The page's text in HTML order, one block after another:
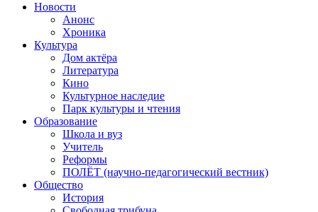
Новости
Анонс
Хроника
Культура
Дом актёра
Литература
Кино
Культурное наследие
Парк культуры и чтения
Образование
Школа и вуз
Учитель
Реформы
ПОЛЁТ (научно-педагогический вестник)
Общество
История